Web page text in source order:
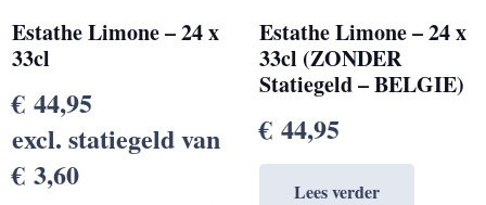
Estathe Limone – 24 x
33cl
€ 44,95
excl. statiegeld van
€ 3,60
Estathe Limone – 24 x
33cl (ZONDER
Statiegeld – BELGIE)
€ 44,95
Lees verder